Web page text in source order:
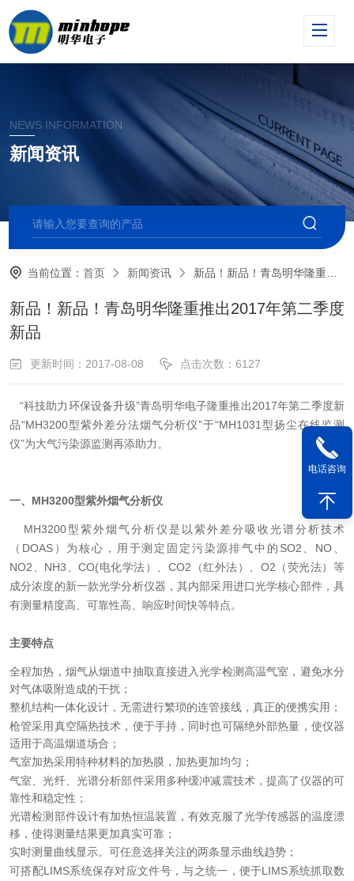
NEWS INFORMATION
新闻资讯
当前位置：首页 新闻资讯 新品！新品！青岛明华隆重推出2017年第二季度新品
新品！新品！青岛明华隆重推出2017年第二季度
新品
更新时间：2017-08-08 点击次数：6127
“科技助力环保设备升级”青岛明华电子隆重推出2017年第二季度新
品“MH3200型紫外差分法烟气分析仪”于“MH1031型扬尘在线监测
仪”为大气污染源监测再添助力。
一、MH3200型紫外烟气分析仪
MH3200型紫外烟气分析仪是以紫外差分吸收光谱分析技术
（DOAS）为核心，用于测定固定污染源排气中的SO2、NO、
NO2、NH3、CO(电化学法）、CO2（红外法）、O2（荧光法）等
成分浓度的新一款光学分析仪器，其内部采用进口光学核心部件，具
有测量精度高、可靠性高、响应时间快等特点。
主要特点
全程加热，烟气从烟道中抽取直接进入光学检测高温气室，避免水分
对气体吸附造成的干扰；
整机结构一体化设计，无需进行繁琐的连管接线，真正的便携实用；
枪管采用真空隔热技术，便于手持，同时也可隔绝外部热量，使仪器
适用于高温烟道场合；
气室加热采用特种材料的加热膜，加热更加均匀；
气室、光纤、光谱分析部件采用多种缓冲减震技术，提高了仪器的可
靠性和稳定性；
光谱检测部件设计有加热恒温装置，有效克服了光学传感器的温度漂
移，使得测量结果更加真实可靠；
实时测量曲线显示。可任意选择关注的两条显示曲线趋势；
可搭配LIMS系统保存对应文件号，与之统一，便于LIMS系统抓取数
电话咨询